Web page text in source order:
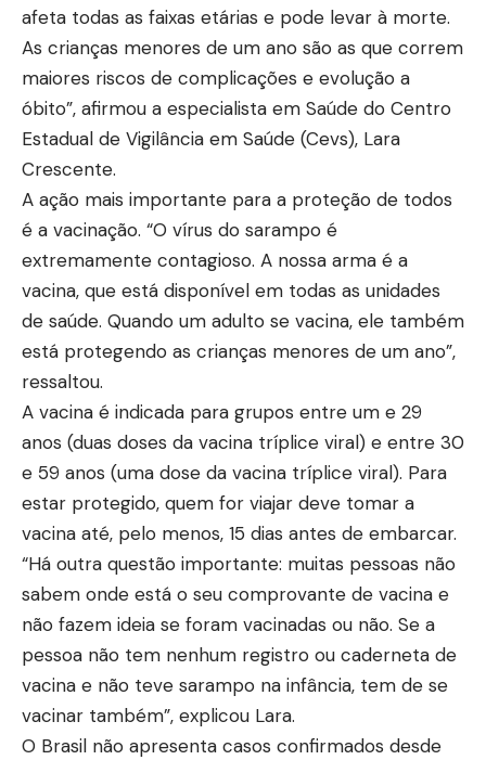
afeta todas as faixas etárias e pode levar à morte.
As crianças menores de um ano são as que correm
maiores riscos de complicações e evolução a
óbito”, afirmou a especialista em Saúde do Centro
Estadual de Vigilância em Saúde (Cevs), Lara
Crescente.
A ação mais importante para a proteção de todos
é a vacinação. “O vírus do sarampo é
extremamente contagioso. A nossa arma é a
vacina, que está disponível em todas as unidades
de saúde. Quando um adulto se vacina, ele também
está protegendo as crianças menores de um ano”,
ressaltou.
A vacina é indicada para grupos entre um e 29
anos (duas doses da vacina tríplice viral) e entre 30
e 59 anos (uma dose da vacina tríplice viral). Para
estar protegido, quem for viajar deve tomar a
vacina até, pelo menos, 15 dias antes de embarcar.
“Há outra questão importante: muitas pessoas não
sabem onde está o seu comprovante de vacina e
não fazem ideia se foram vacinadas ou não. Se a
pessoa não tem nenhum registro ou caderneta de
vacina e não teve sarampo na infância, tem de se
vacinar também”, explicou Lara.
O Brasil não apresenta casos confirmados desde